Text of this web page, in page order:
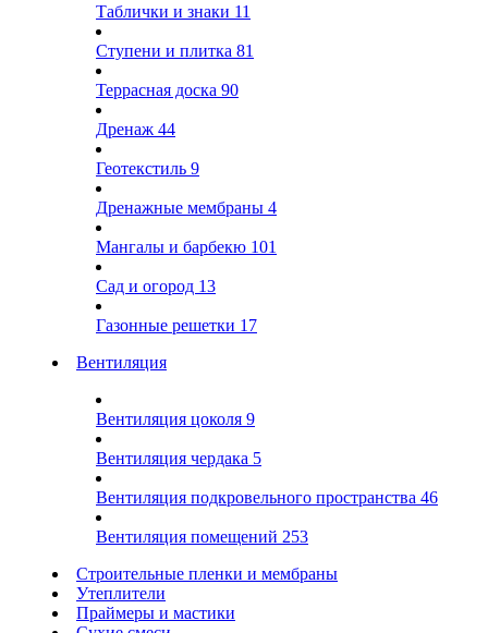
Таблички и знаки 11
Ступени и плитка 81
Террасная доска 90
Дренаж 44
Геотекстиль 9
Дренажные мембраны 4
Мангалы и барбекю 101
Сад и огород 13
Газонные решетки 17
Вентиляция
Вентиляция цоколя 9
Вентиляция чердака 5
Вентиляция подкровельного пространства 46
Вентиляция помещений 253
Строительные пленки и мембраны
Утеплители
Праймеры и мастики